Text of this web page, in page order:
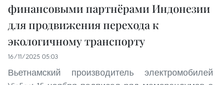
финансовыми партнёрами Индонезии
для продвижения перехода к
экологичному транспорту
16/11/2025 05:03
Вьетнамский производитель электромобилей